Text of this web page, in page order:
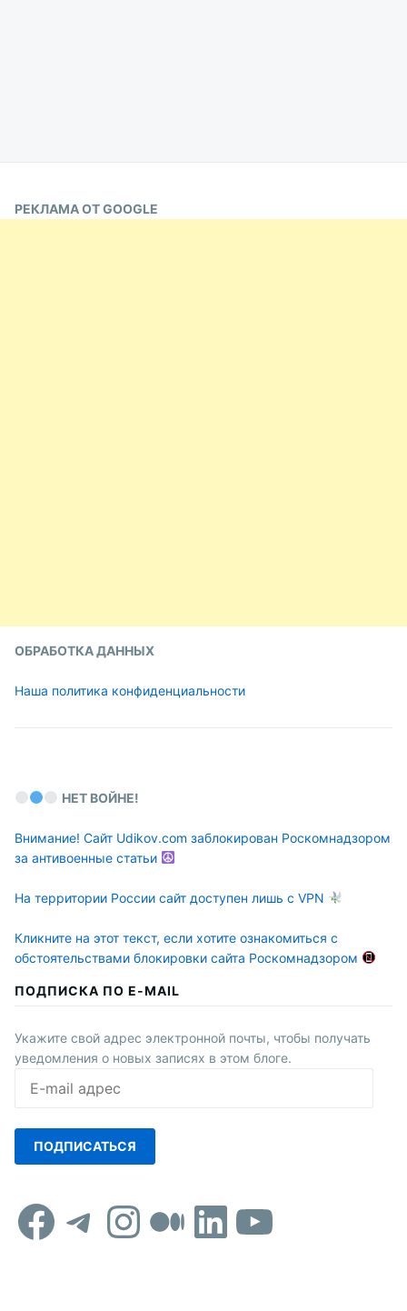
РЕКЛАМА ОТ GOOGLE
ОБРАБОТКА ДАННЫХ
Наша политика конфиденциальности
НЕТ ВОЙНЕ!
Внимание! Сайт Udikov.com заблокирован Роскомнадзором
за антивоенные статьи
На территории России сайт доступен лишь с VPN
Кликните на этот текст, если хотите ознакомиться с
обстоятельствами блокировки сайта Роскомнадзором
ПОДПИСКА ПО E-MAIL
Укажите свой адрес электронной почты, чтобы получать
уведомления о новых записях в этом блоге.
mail
ПОДПИСАТЬСЯ
Facebook
Telegram
Instagram
Средний
LinkedIn